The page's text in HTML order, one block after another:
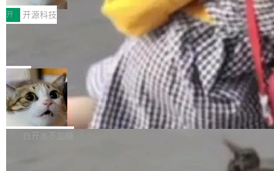
只需要几毫秒的 CPU 时间，但容器从冷启动到
就绪要花数秒。如果未来有十...
文，标题只有六个字：Apple is getting this wro
ng。 然后，它把邮件往来和 iMessage 聊天记
录全贴了出来。 他发错人了 苹果外部律师 Gabr
iel Gross 来自 Weil 律所，2 月 23 日下午 5:53
给 OpenAI 总法律顾问 Che Chang 发了封邮
件，附了一封长信，要求 OpenAI 配合调查前苹
果员工带走机密信...
搭子
I MatePad Edge应用市场，直接下载即可使
用，与鸿蒙电脑上的体验一致。值得一提的是，
这是目前市面上唯一支持平板接入WorkBuddy P
C版的产品，搭载“人机双写”重磅功能——你写
你的，AI写AI的，同屏协作互不干扰。一句话让
AI帮你干活，现在开启全新体验！ 温馨提示：
体验WorkBuddy鸿蒙PC版前，请将 HUAWEI M
atePad Edge 升级至 HarmonyOS 6.1.0.135S
P9 patch03及以上版本。 *升级路径：设置 > 搜
开 开源科技
FFmpeg 9.0 发布：代号“Lei”，以此纪
全球知名开源多媒体框架 FFmpeg 今天正式发
布了 9.0 版本。这个版本除了带来新一代音视频
处理能力和硬件加速支持之外，还有一个特殊之
处：FFmpeg 9.0 的代号是“Lei”。 这个名字，
来自中国开发者雷霄骅（Lei Xiaohua）。 对于
很多中国音视频开发者而言，这个名字并不陌
局
亚马逊成本失控：AI 写代码烧掉 1215
万元，超预算 860%
外媒近日曝光了亚马逊的多份内部报告显示，AI
导致公司在多个项目上超支。《金融时报》报道
白开水不加糖